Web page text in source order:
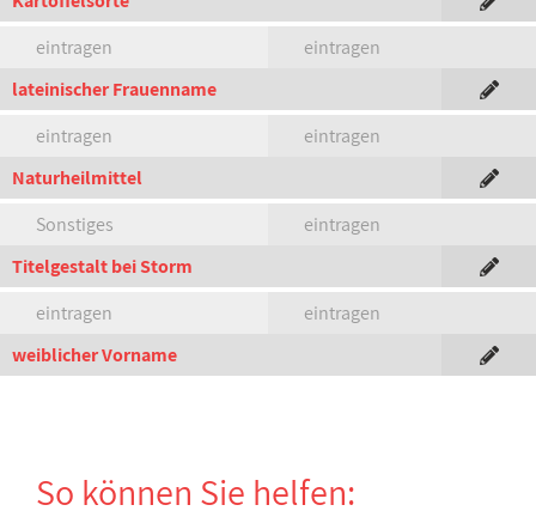
eintragen
eintragen
lateinischer Frauenname
eintragen
eintragen
Naturheilmittel
Sonstiges
eintragen
Titelgestalt bei Storm
eintragen
eintragen
weiblicher Vorname
So können Sie helfen: